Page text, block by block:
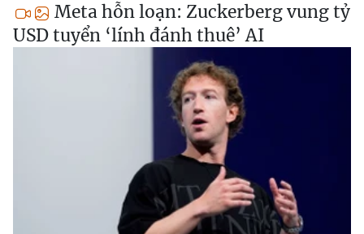
Meta hỗn loạn: Zuckerberg vung tỷ
USD tuyển ‘lính đánh thuê’ AI